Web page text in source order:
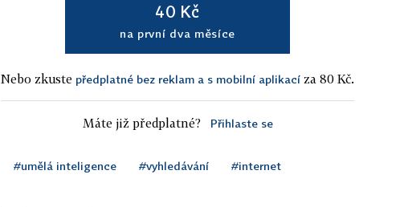
40 Kč
na první dva měsíce
Nebo zkuste předplatné bez reklam a s mobilní aplikací za 80 Kč.
Máte již předplatné? Přihlaste se
#umělá inteligence #vyhledávání #internet